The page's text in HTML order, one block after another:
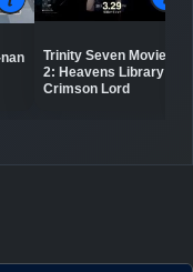
Trinity Seven Movie
2: Heavens Library to
Crimson Lord